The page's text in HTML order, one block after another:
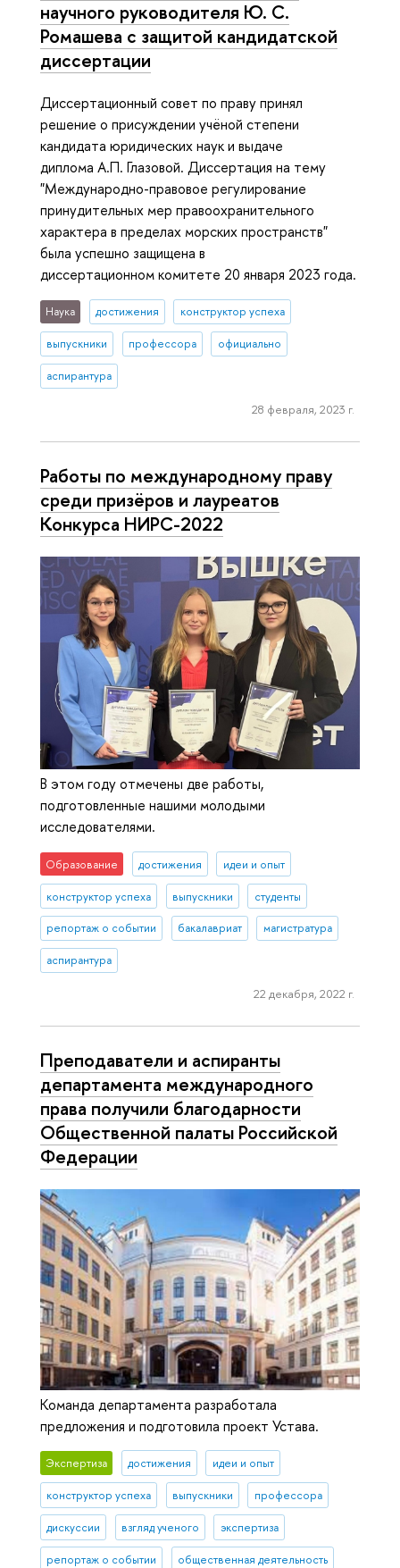
научного руководителя Ю. С.
Ромашева с защитой кандидатской
диссертации
Диссертационный совет по праву принял
решение о присуждении учёной степени
кандидата юридических наук и выдаче
диплома А.П. Глазовой. Диссертация на тему
"Международно-правовое регулирование
принудительных мер правоохранительного
характера в пределах морских пространств"
была успешно защищена в
диссертационном комитете 20 января 2023 года.
Наука достижения конструктор успеха
выпускники профессора официально
аспирантура
28 февраля, 2023 г.
Работы по международному праву
среди призёров и лауреатов
Конкурса НИРС-2022
В этом году отмечены две работы,
подготовленные нашими молодыми
исследователями.
Образование достижения идеи и опыт
конструктор успеха выпускники студенты
репортаж о событии бакалавриат магистратура
аспирантура
22 декабря, 2022 г.
Преподаватели и аспиранты
департамента международного
права получили благодарности
Общественной палаты Российской
Федерации
Команда департамента разработала
предложения и подготовила проект Устава.
Экспертиза достижения идеи и опыт
конструктор успеха выпускники профессора
дискуссии взгляд ученого экспертиза
репортаж о событии общественная деятельность